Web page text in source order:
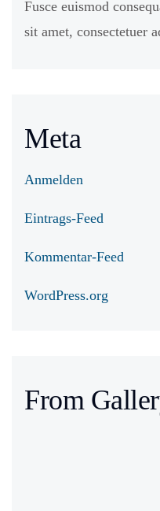
Fusce euismod
sit amet, consectetuer
Meta
Anmelden
Eintrags-Feed
Kommentar-Feed
WordPress.org
From